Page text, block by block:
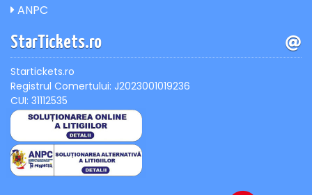
ANPC
StarTickets.ro
Startickets.ro
Registrul Comertului: J2023001019236
CUI: 31112535